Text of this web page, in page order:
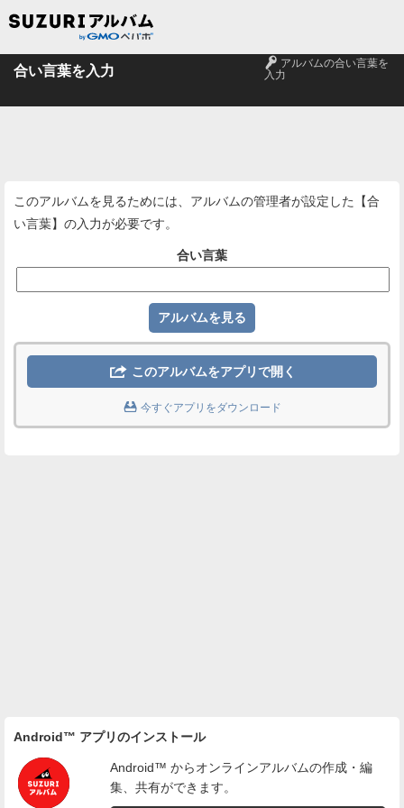
合い言葉を入力 🔑 アルバムの合い言葉を
入力
このアルバムを見るためには、アルバムの管理者が設定した【合
い言葉】の入力が必要です。
合い言葉
 このアルバムをアプリで開く
 今すぐアプリをダウンロード
Android™ アプリのインストール
Android™ からオンラインアルバムの作成・編
集、共有ができます。